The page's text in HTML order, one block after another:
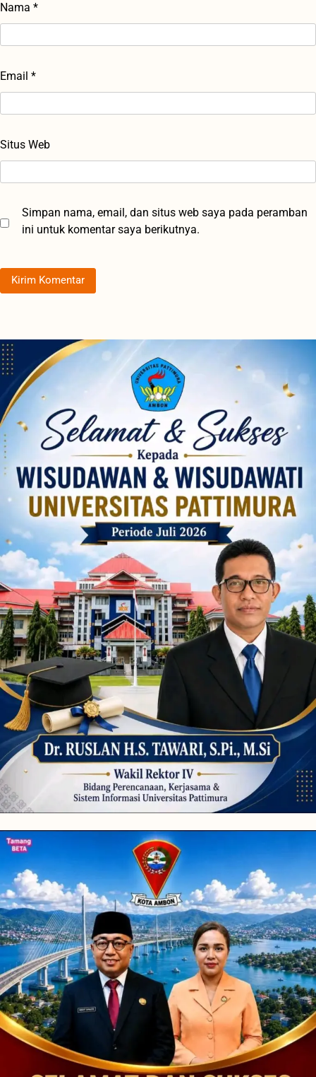
Nama *
Email *
Situs Web
Simpan nama, email, dan situs web saya pada peramban
ini untuk komentar saya berikutnya.